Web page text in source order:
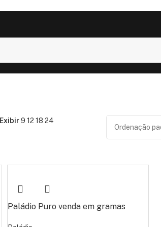
Exibir9 12 18 24
Paládio Puro venda em gramas